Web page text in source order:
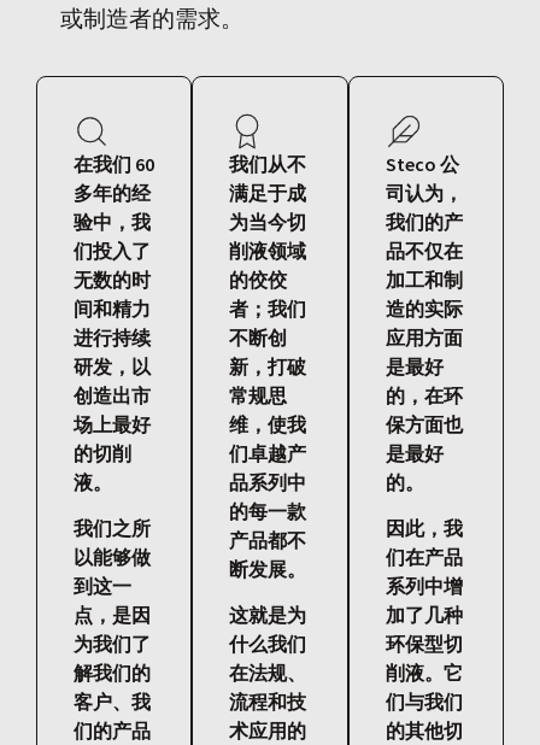
或制造者的需求。
在我们 60
多年的经
验中，我
们投入了
无数的时
间和精力
进行持续
研发，以
创造出市
场上最好
的切削
液。
我们之所
以能够做
到这一
点，是因
为我们了
解我们的
客户、我
们的产品
我们从不
满足于成
为当今切
削液领域
的佼佼
者；我们
不断创
新，打破
常规思
维，使我
们卓越产
品系列中
的每一款
产品都不
断发展。
这就是为
什么我们
在法规、
流程和技
术应用的
Steco 公
司认为，
我们的产
品不仅在
加工和制
造的实际
应用方面
是最好
的，在环
保方面也
是最好
的。
因此，我
们在产品
系列中增
加了几种
环保型切
削液。它
们与我们
的其他切